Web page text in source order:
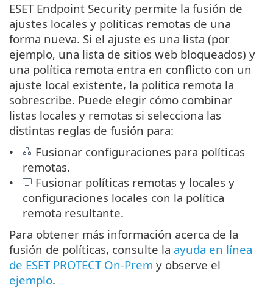
ESET Endpoint Security permite la fusión de
ajustes locales y políticas remotas de una
forma nueva. Si el ajuste es una lista (por
ejemplo, una lista de sitios web bloqueados) y
una política remota entra en conflicto con un
ajuste local existente, la política remota la
sobrescribe. Puede elegir cómo combinar
listas locales y remotas si selecciona las
distintas reglas de fusión para:
Fusionar configuraciones para políticas
remotas.
Fusionar políticas remotas y locales y
configuraciones locales con la política
remota resultante.
Para obtener más información acerca de la
fusión de políticas, consulte la ayuda en línea
de ESET PROTECT On-Prem y observe el
ejemplo.